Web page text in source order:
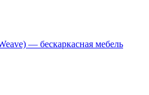
— бескаркасная мебель